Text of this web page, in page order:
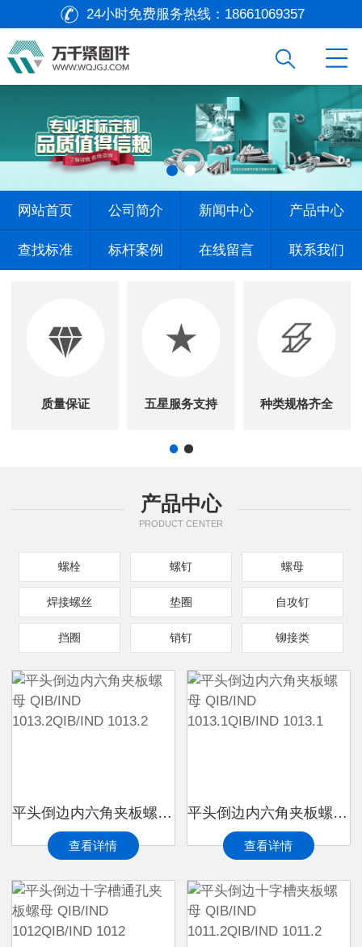
24小时免费服务热线： 18661069357
网站首页 公司简介 新闻中心 产品中心
查找标准 标杆案例 在线留言 联系我们
质量保证 五星服务支持 种类规格齐全
产品中心
PRODUCT CENTER
螺栓 螺钉 螺母
焊接螺丝 垫圈 自攻钉
挡圈 销钉 铆接类
平头倒边内六角夹板螺母 QIB/IND 1013.2QIB/IND 1013.2
查看详情
平头倒边内六角夹板螺母 QIB/IND 1013.1QIB/IND 1013.1
查看详情